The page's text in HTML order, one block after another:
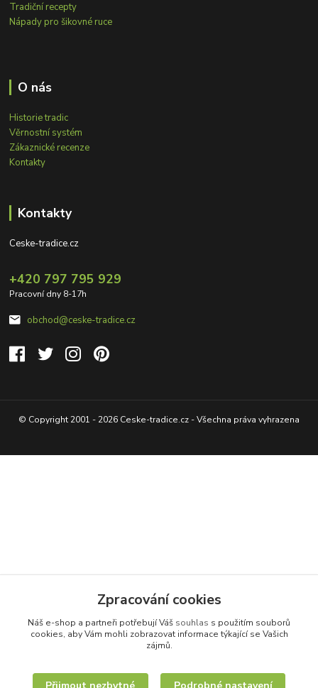
Tradiční recepty
Nápady pro šikovné ruce
O nás
Historie tradic
Věrnostní systém
Zákaznické recenze
Kontakty
Kontakty
Ceske-tradice.cz
+420 797 795 929
Pracovní dny 8-17h
obchod@ceske-tradice.cz
© Copyright 2001 - 2026 Ceske-tradice.cz - Všechna práva vyhrazena
Zpracování cookies
Náš e-shop a partneři potřebují Váš souhlas s použitím souborů
cookies, aby Vám mohli zobrazovat informace týkající se Vašich
zájmů.